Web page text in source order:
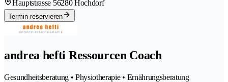
Hauptstrasse 56280 Hochdorf
Termin reservieren
andrea hefti Ressourcen Coach
Gesundheitsberatung • Physiotherapie • Ernährungsberatung